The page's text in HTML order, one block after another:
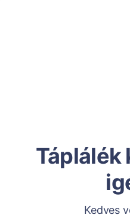
Táplálék
Kedves